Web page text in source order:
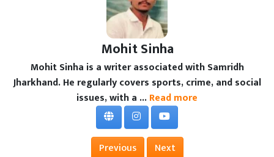
Mohit Sinha
Mohit Sinha is a writer associated with Samridh
Jharkhand. He regularly covers sports, crime, and social
issues, with a ...Read more
Previous Next